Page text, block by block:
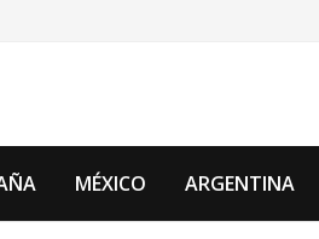
MÉXICO ARGENTINA